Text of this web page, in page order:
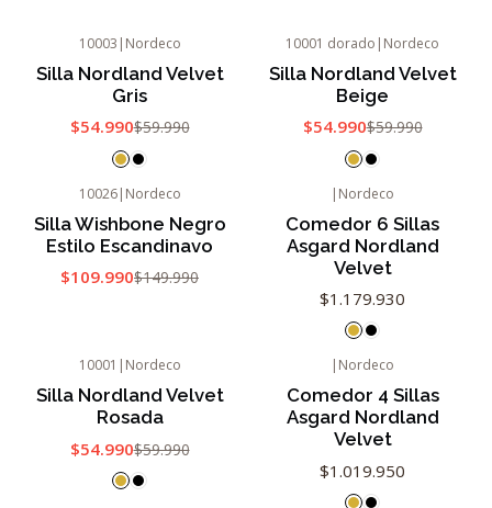
10003 | Nordeco
Silla Nordland Velvet
Gris
$54.990$59.990
10001 dorado | Nordeco
Silla Nordland Velvet
Beige
$54.990$59.990
10026| Nordeco
Silla Wishbone Negro
Estilo Escandinavo
$109.990$149.990
| Nordeco
Comedor 6 Sillas
Asgard Nordland
Velvet
$1.179.930
10001 | Nordeco
Silla Nordland Velvet
Rosada
$54.990$59.990
| Nordeco
Comedor 4 Sillas
Asgard Nordland
Velvet
$1.019.950